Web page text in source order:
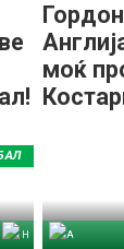
моќ